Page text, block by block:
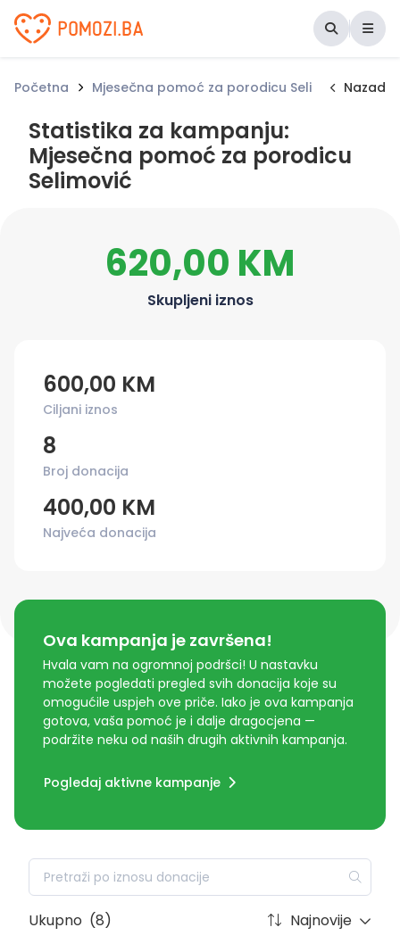
Udruženje Pomozi.ba
Početna Mjesečna pomoć za porodicu SelimovićNazad
Statistika za kampanju:
Mjesečna pomoć za porodicu
Selimović
620,00 KM
Skupljeni iznos
600,00 KM
Ciljani iznos
8
Broj donacija
400,00 KM
Najveća donacija
Ova kampanja je završena!
Hvala vam na ogromnoj podršci! U nastavku
možete pogledati pregled svih donacija koje su
omogućile uspjeh ove priče. Iako je ova kampanja
gotova, vaša pomoć je i dalje dragocjena —
podržite neku od naših drugih aktivnih kampanja.
Pogledaj aktivne kampanje
Ukupno (8) Najnovije